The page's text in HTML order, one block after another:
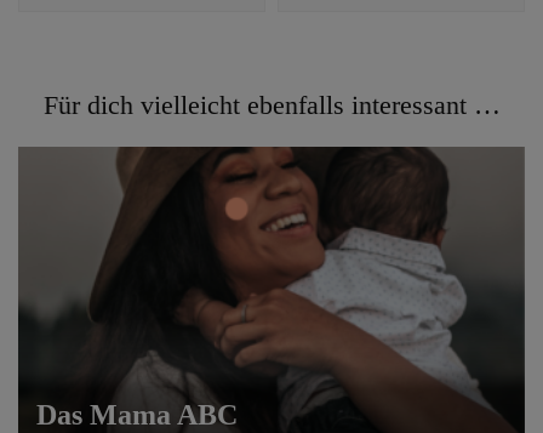
Für dich vielleicht ebenfalls interessant …
Das Mama ABC